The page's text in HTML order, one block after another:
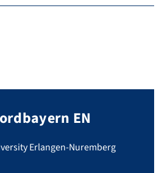
EN
Erlangen-Nuremberg